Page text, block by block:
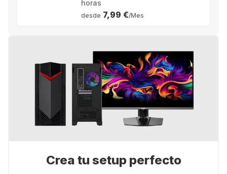
horas
desde 7,99 €/Mes
Crea tu setup perfecto